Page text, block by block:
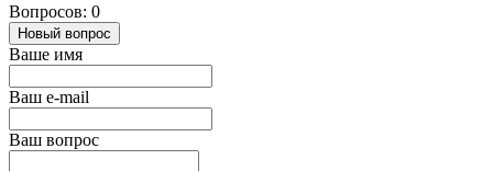
Вопросов: 0
Новый вопрос
Ваше имя
Ваш e-mail
Ваш вопрос